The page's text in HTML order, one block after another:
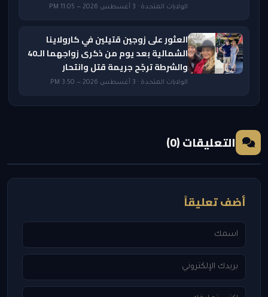
الولايات المتحدة · 3 أغسطس 2026 — 11:05 PM
العثور على زوجين قتيلين في كارولاينا
الشمالية بعد يوم من ذكرى زواجهما الـ40
والشرطة ترجّح جريمة قتل وانتحار
الولايات المتحدة · 3 أغسطس 2026 — 3:50 PM
التعليقات (0)
أضف تعليقاً